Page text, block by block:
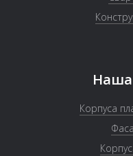
Корпуса